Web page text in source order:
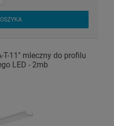
T-11" mleczny do profilu
LED - 2mb